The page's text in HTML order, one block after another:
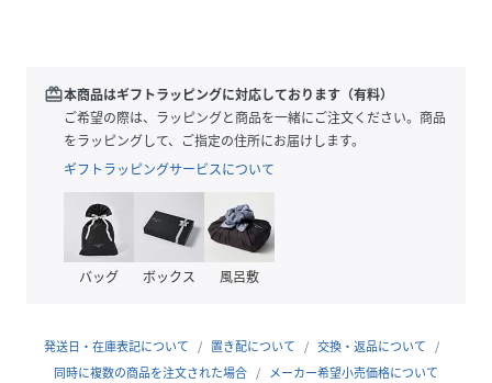
デニムやカーゴパンツを合わせればカジュアルに、トラウザ
ーなどを合わせればスタイリングの外しとして〇
合わせるボトムを選ばずスタイリングできるアイテムです。
性別タイプ
原産国 CHINA
サイズ Ｍ、Ｌ
redeem本商品はギフトラッピングに対応しております（有料）
ご希望の際は、ラッピングと商品を一緒にご注文ください。商品
をラッピングして、ご指定の住所にお届けします。
ギフトラッピングサービスについて
バッグ ボックス 風呂敷
発送日・在庫表記について 置き配について
交換・返品について
同時に複数の商品を注文された場合
メーカー希望小売価格について